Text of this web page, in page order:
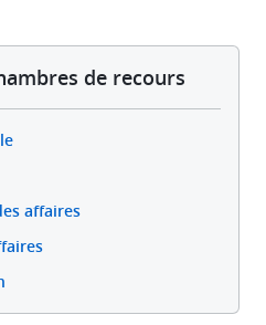
de recours
affaires